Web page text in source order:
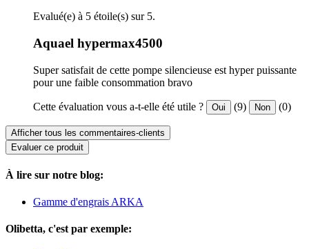
Evalué(e) à 5 étoile(s) sur 5.
Aquael hypermax4500
Super satisfait de cette pompe silencieuse est hyper puissante
pour une faible consommation bravo
Cette évaluation vous a-t-elle été utile ? Oui (9) Non (0)
Afficher tous les commentaires-clients
Evaluer ce produit
À lire sur notre blog:
Gamme d'engrais ARKA
Olibetta, c'est par exemple: